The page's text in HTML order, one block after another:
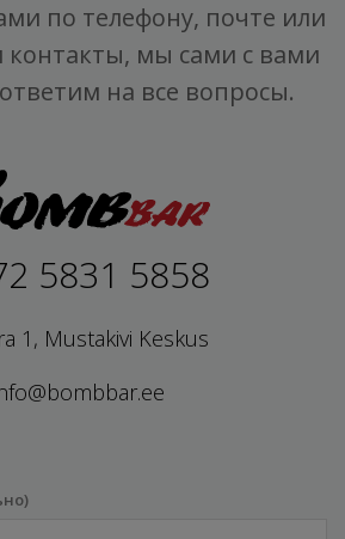
по телефону, почте или
контакты, мы сами с вами
на все вопросы.
5831 5858
1, Mustakivi Keskus